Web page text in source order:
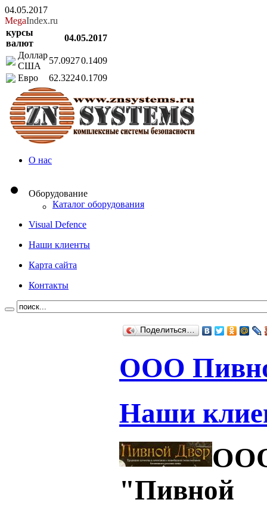
04.05.2017
MegaIndex.ru
курсы
валют
04.05.2017
Доллар
США
57.09270.1409
Евро
62.32240.1709
О нас
Оборудование
Каталог оборудования
Visual Defence
Наши клиенты
Карта сайта
Контакты
Поделиться…
ООО
Наши